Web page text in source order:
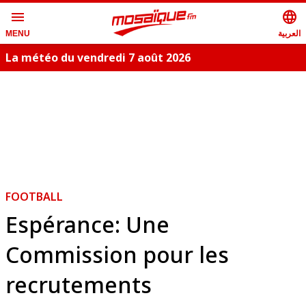
menu
MENU
language
العربية
La météo du vendredi 7 août 2026
FOOTBALL
Espérance: Une
Commission pour les
recrutements